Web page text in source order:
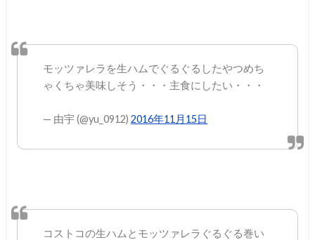
モッツァレラを生ハムでぐるぐるしたやつめち
ゃくちゃ美味しそう・・・主食にしたい・・・
— 由宇 (@yu_0912)2016年11月15日
コストコの生ハムとモッツァレラぐるぐる巻い